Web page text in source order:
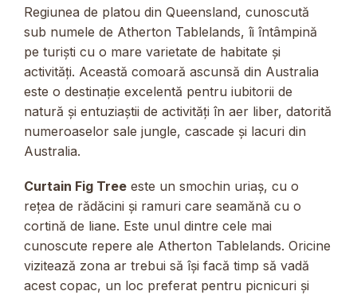
Regiunea de platou din Queensland, cunoscută
sub numele de Atherton Tablelands, îi întâmpină
pe turiști cu o mare varietate de habitate și
activități. Această comoară ascunsă din Australia
este o destinație excelentă pentru iubitorii de
natură și entuziaștii de activități în aer liber, datorită
numeroaselor sale jungle, cascade și lacuri din
Australia.
Curtain Fig Tree este un smochin uriaș, cu o
rețea de rădăcini și ramuri care seamănă cu o
cortină de liane. Este unul dintre cele mai
cunoscute repere ale Atherton Tablelands. Oricine
vizitează zona ar trebui să își facă timp să vadă
acest copac, un loc preferat pentru picnicuri și